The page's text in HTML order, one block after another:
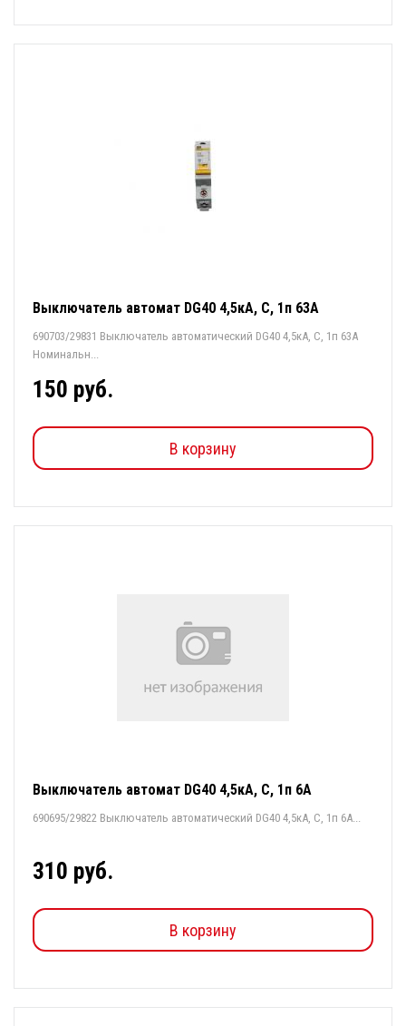
Выключатель автомат DG40 4,5кА, С, 1п 63А
690703/29831 Выключатель автоматический DG40 4,5кА, С, 1п 63А
Номинальн...
150 руб.
В корзину
Выключатель автомат DG40 4,5кА, С, 1п 6А
690695/29822 Выключатель автоматический DG40 4,5кА, С, 1п 6А...
310 руб.
В корзину